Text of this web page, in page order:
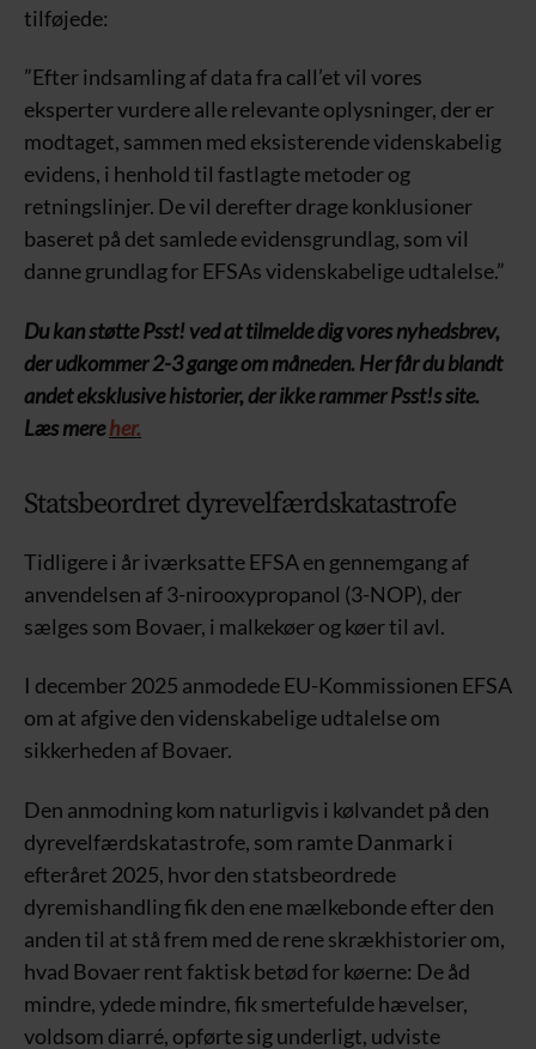
tilføjede:
”Efter indsamling af data fra call’et vil vores
eksperter vurdere alle relevante oplysninger, der er
modtaget, sammen med eksisterende videnskabelig
evidens, i henhold til fastlagte metoder og
retningslinjer. De vil derefter drage konklusioner
baseret på det samlede evidensgrundlag, som vil
danne grundlag for EFSAs videnskabelige udtalelse.”
Du kan støtte Psst! ved at tilmelde dig vores nyhedsbrev,
der udkommer 2-3 gange om måneden. Her får du blandt
andet eksklusive historier, der ikke rammer Psst!s site.
Læs mereher.
Statsbeordret dyrevelfærdskatastrofe
Tidligere i år iværksatte EFSA en gennemgang af
anvendelsen af 3-nirooxypropanol (3-NOP), der
sælges som Bovaer, i malkekøer og køer til avl.
I december 2025 anmodede EU-Kommissionen EFSA
om at afgive den videnskabelige udtalelse om
sikkerheden af Bovaer.
Den anmodning kom naturligvis i kølvandet på den
dyrevelfærdskatastrofe, som ramte Danmark i
efteråret 2025, hvor den statsbeordrede
dyremishandling fik den ene mælkebonde efter den
anden til at stå frem med de rene skrækhistorier om,
hvad Bovaer rent faktisk betød for køerne: De åd
mindre, ydede mindre, fik smertefulde hævelser,
voldsom diarré, opførte sig underligt, udviste